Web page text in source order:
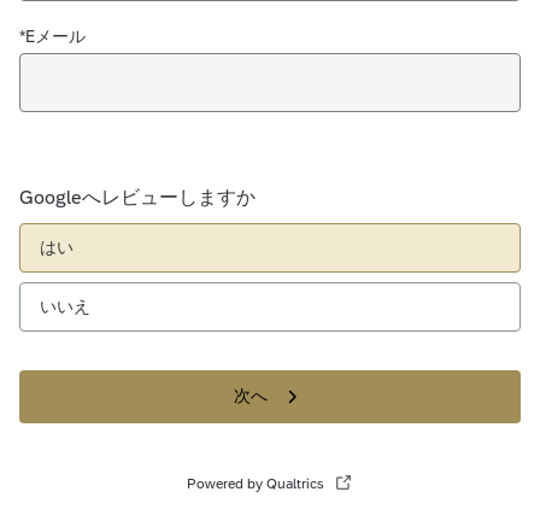
*Eメール
Googleへレビューしますか
はい
いいえ
次へ
Powered by Qualtrics